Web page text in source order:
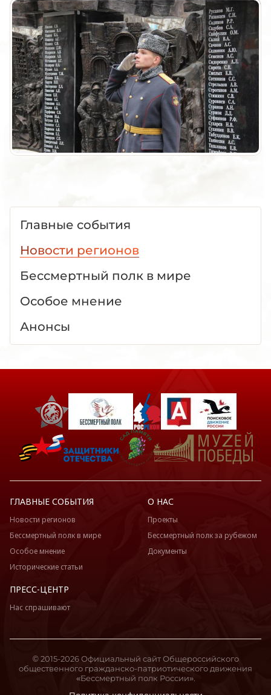
Главные события
Новости регионов
Бессмертный полк в мире
Особое мнение
Анонсы
ГЛАВНЫЕ СОБЫТИЯ
Новости регионов
Бессмертный полк в мире
Особое мнение
Исторические статьи
О НАС
Проекты
Бессмертный полк за рубежом
Документы
ПРЕСС-ЦЕНТР
Нас спрашивают
© 2015-2026 Официальный сайт Общероссийского
общественного гражданско-патриотического движения
«Бессмертный полк России».